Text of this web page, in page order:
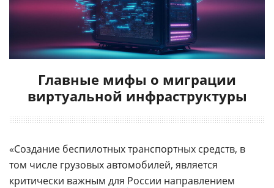
Главные мифы о миграции
виртуальной инфраструктуры
«Создание беспилотных транспортных средств, в
том числе грузовых автомобилей, является
критически важным для России направлением